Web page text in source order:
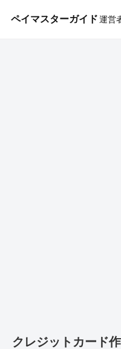
ペイマスターガイド運営
クレジットカード